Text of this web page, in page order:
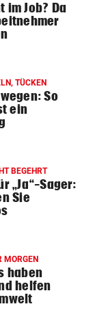
im Job? Da
TÜCKEN
So
ein
BEGEHRT
„Ja“-Sager:
Sie
MORGEN
haben
helfen